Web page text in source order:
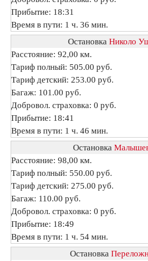
Прибытие: 18:31
Время в пути: 1 ч. 36 мин.
Остановка Николо
Расстояние: 92,00 км.
Тариф полный: 505.00 руб.
Тариф детский: 253.00 руб.
Багаж: 101.00 руб.
Добровол. страховка: 0 руб.
Прибытие: 18:41
Время в пути: 1 ч. 46 мин.
Остановка
Расстояние: 98,00 км.
Тариф полный: 550.00 руб.
Тариф детский: 275.00 руб.
Багаж: 110.00 руб.
Добровол. страховка: 0 руб.
Прибытие: 18:49
Время в пути: 1 ч. 54 мин.
Остановка